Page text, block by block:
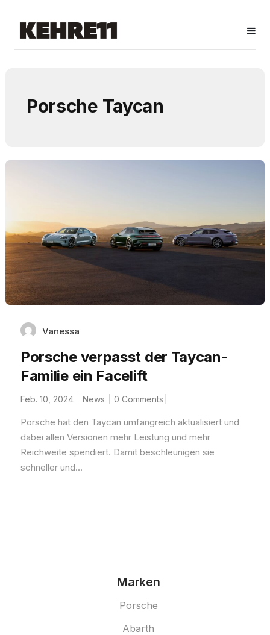
Porsche Taycan
Vanessa
Porsche verpasst der Taycan-
Familie ein Facelift
Feb. 10, 2024 News 0 Comments
Porsche hat den Taycan umfangreich aktualisiert und
dabei allen Versionen mehr Leistung und mehr
Reichweite spendiert. Damit beschleunigen sie
schneller und...
Marken
Porsche
Abarth